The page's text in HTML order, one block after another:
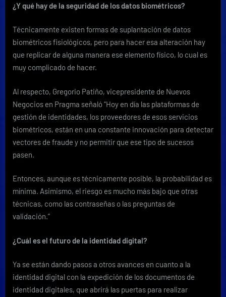
¿Y qué hay de la seguridad de los datos biométricos?
Técnicamente existen formas de suplantación de datos
biométricos fisiológicos, pero para hacer esa alteración hay
que replicar de alguna manera ese elemento físico, lo cual es
muy complicado de hacer.
Al respecto, Gregorio Patiño, vicepresidente de Nuevos
Negocios en Pragma señaló “Hoy en día las plataformas de
gestión de identidades, los proveedores de esos servicios
biométricos, están en una constante innovación para detectar
vectores de fraude y no permitir que ese tipo de sucesos
pasen.
Entonces, aunque es técnicamente posible, la probabilidad es
mínima. Asimismo, el riesgo es mucho más bajo que otras
técnicas, como las contraseñas o las preguntas de
validación.”
¿Cuál es el futuro de la identidad digital?
Ya se están dando pasos a otros avances en cuanto a la
identidad digital con la expedición de los documentos de
identidad digitales, que abrirá las puertas para realizar